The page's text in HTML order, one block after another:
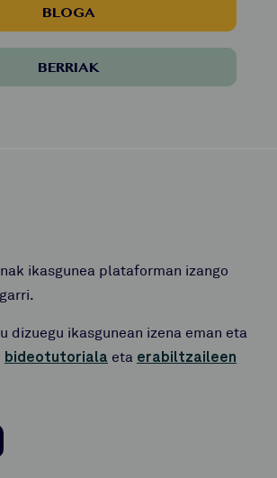
BLOGA
BERRIAK
ikasgunea plataforman izango
dizuegu ikasgunean izena eman eta
bideotutoriala eta erabiltzaileen